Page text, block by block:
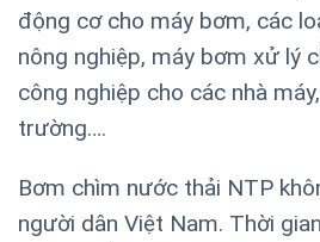
động cơ cho máy bơm, các
nông nghiệp, máy bơm xử lý
công nghiệp cho các nhà
trường….
Bơm chìm nước thải NTP
người dân Việt Nam. Thời